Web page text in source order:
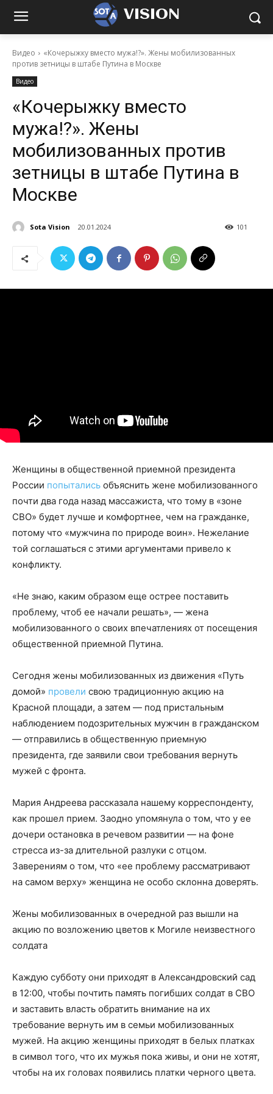
VISION
Видео
«Кочерыжку вместо мужа!?». Жены мобилизованных
против зетницы в штабе Путина в Москве
Видео
«Кочерыжку вместо
мужа!?». Жены
мобилизованных против
зетницы в штабе Путина в
Москве
Sota Vision 20.01.2024 101
Женщины в общественной приемной президента
России попытались объяснить жене мобилизованного
почти два года назад массажиста, что тому в «зоне
СВО» будет лучше и комфортнее, чем на гражданке,
потому что «мужчина по природе воин». Нежелание
той соглашаться с этими аргументами привело к
конфликту.
«Не знаю, каким образом еще острее поставить
проблему, чтоб ее начали решать», — жена
мобилизованного о своих впечатлениях от посещения
общественной приемной Путина.
Сегодня жены мобилизованных из движения «Путь
домой» провели свою традиционную акцию на
Красной площади, а затем — под пристальным
наблюдением подозрительных мужчин в гражданском
— отправились в общественную приемную
президента, где заявили свои требования вернуть
мужей с фронта.
Мария Андреева рассказала нашему корреспонденту,
как прошел прием. Заодно упомянула о том, что у ее
дочери остановка в речевом развитии — на фоне
стресса из-за длительной разлуки с отцом.
Заверениям о том, что «ее проблему рассматривают
на самом верху» женщина не особо склонна доверять.
Жены мобилизованных в очередной раз вышли на
акцию по возложению цветов к Могиле неизвестного
солдата
Каждую субботу они приходят в Александровский сад
в 12:00, чтобы почтить память погибших солдат в СВО
и заставить власть обратить внимание на их
требование вернуть им в семьи мобилизованных
мужей. На акцию женщины приходят в белых платках
в символ того, что их мужья пока живы, и они не хотят,
чтобы на их головах появились платки черного цвета.